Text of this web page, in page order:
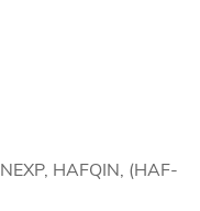
HAFQIN, (HAF-